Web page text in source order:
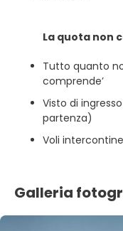
La quota non
Tutto quanto
comprende’
Visto di
partenza)
Voli
Galleria